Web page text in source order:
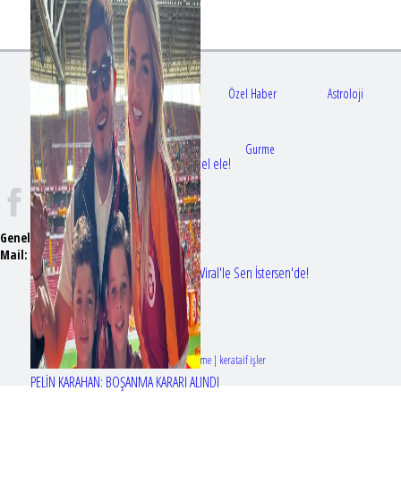
Bir dizi aşkı daha gerçek oldu: Sette el ele!
Erol Köse'nin mektupları ilk kez Nur Viral'le Sen İstersen'de!
PELİN KARAHAN: BOŞANMA KARARI ALINDI
Gündem Sağlık Özel Haber Astroloji
Doktorlar Gurme
Genel Yayın Yönetmeni:Seyhan Erdağ
Mail:
emizmagazin@gmail.com
Tasarım & Geliştirme | kerataif işler